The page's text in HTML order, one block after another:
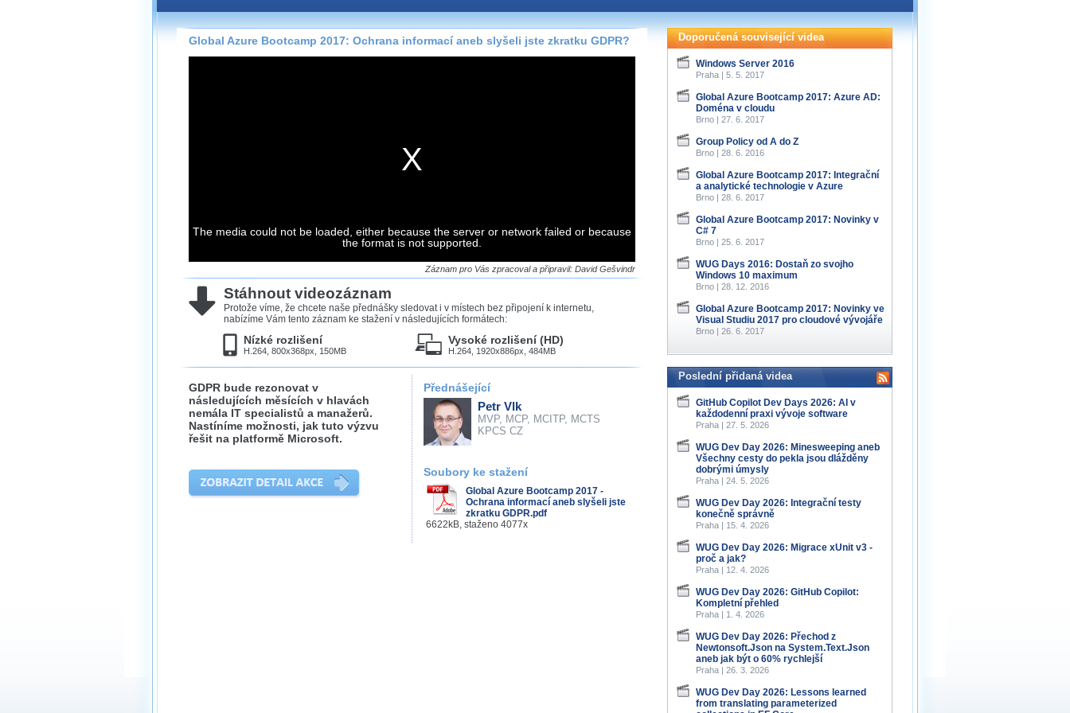
Záznamy na našem webu můžete pohodlně sledovat
přímo na stránce s využitím našehoHTML 5nebo
Silverlight přehrávače.
neumožňuje, proto umožňujeme stahování vybraných
Velmi staré záznamy máme historicky uložené
ve formátu, který není vhodný pro stahování,
proto je ke stažení nenabízíme.
Global Azure Bootcamp 2017: Ochrana informací aneb slyšeli jste zkratku GDPR?
The media could not be loaded, either because the server or network failed or because
the format is not supported.
Záznam pro Vás zpracoval a připravil: David Gešvindr
Stáhnout videozáznam
Protože víme, že chcete naše přednášky sledovat i v místech bez připojení k internetu,
nabízíme Vám tento záznam ke stažení v následujících formátech:
Nízké rozlišení
H.264, 800x368px, 150MB
Vysoké rozlišení (HD)
H.264, 1920x886px, 484MB
GDPR bude rezonovat v
následujících měsících v hlavách
nemála IT specialistů a manažerů.
Nastíníme možnosti, jak tuto výzvu
řešit na platformě Microsoft.
Přednášející
Petr Vlk
MVP, MCP, MCITP, MCTS
KPCS CZ
Soubory ke stažení
Global Azure Bootcamp 2017 -
Ochrana informací aneb slyšeli jste
zkratku GDPR.pdf
6622kB, staženo 4077x
Doporučená související videa
Windows Server 2016
Praha | 5. 5. 2017
Global Azure Bootcamp 2017: Azure AD:
Doména v cloudu
Brno | 27. 6. 2017
Group Policy od A do Z
Brno | 28. 6. 2016
Global Azure Bootcamp 2017: Integrační
a analytické technologie v Azure
Brno | 28. 6. 2017
Global Azure Bootcamp 2017: Novinky v
C# 7
Brno | 25. 6. 2017
WUG Days 2016: Dostaň zo svojho
Windows 10 maximum
Brno | 28. 12. 2016
Global Azure Bootcamp 2017: Novinky ve
Visual Studiu 2017 pro cloudové vývojáře
Brno | 26. 6. 2017
Poslední přidaná videa
GitHub Copilot Dev Days 2026: AI v
každodenní praxi vývoje software
Praha | 27. 5. 2026
WUG Dev Day 2026: Minesweeping aneb
Všechny cesty do pekla jsou dlážděny
dobrými úmysly
Praha | 24. 5. 2026
WUG Dev Day 2026: Integrační testy
konečně správně
Praha | 15. 4. 2026
WUG Dev Day 2026: Migrace xUnit v3 -
proč a jak?
Praha | 12. 4. 2026
WUG Dev Day 2026: GitHub Copilot:
Kompletní přehled
Praha | 1. 4. 2026
WUG Dev Day 2026: Přechod z
Newtonsoft.Json na System.Text.Json
aneb jak být o 60% rychlejší
Praha | 26. 3. 2026
WUG Dev Day 2026: Lessons learned
from translating parameterized